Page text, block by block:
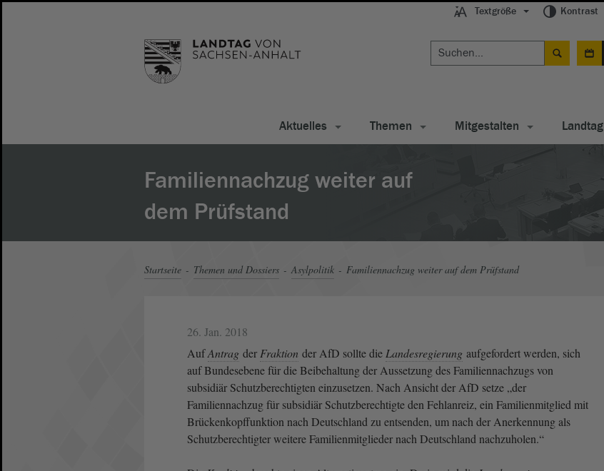
Textgröße Kontrast
Aktuelles Themen Mitgestalten Landtag
Familiennachzug weiter auf
dem Prüfstand
Startseite Themen und Dossiers Asylpolitik Familiennachzug weiter auf dem Prüfstand
26. Jan. 2018
AufAntrag der Fraktion der AfD sollte die Landesregierung aufgefordert werden, sich
auf Bundesebene für die Beibehaltung der Aussetzung des Familiennachzugs von
subsidiär Schutzberechtigten einzusetzen. Nach Ansicht der AfD setze „der
Familiennachzug für subsidiär Schutzberechtigte den Fehlanreiz, ein Familienmitglied mit
Brückenkopffunktion nach Deutschland zu entsenden, um nach der Anerkennung als
Schutzberechtigter weitere Familienmitglieder nach Deutschland nachzuholen.“